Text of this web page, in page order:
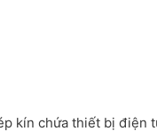
kín chứa thiết bị điện